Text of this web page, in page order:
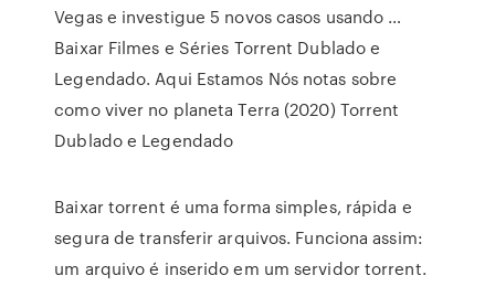
Vegas e investigue 5 novos casos usando …
Baixar Filmes e Séries Torrent Dublado e
Legendado. Aqui Estamos Nós notas sobre
como viver no planeta Terra (2020) Torrent
Dublado e Legendado
Baixar torrent é uma forma simples, rápida e
segura de transferir arquivos. Funciona assim:
um arquivo é inserido em um servidor torrent.